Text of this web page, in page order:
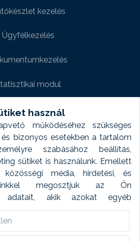
használ
működéséhez szükséges
bizonyos esetekben a tartalom
szabásához beállítás,
sütiket is használunk. Emellett
média, hirdetési, és
megosztjuk az Ön
adatait, akik azokat egyéb
kombinálhatják. A sütik
naplózást végzünk és
után automatikusan töröljük. A
kezelés
Ügyfélkezelés
modul
modul
extra modul
modul